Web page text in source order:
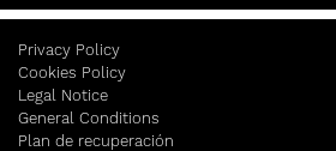
Privacy Policy
Cookies Policy
Legal Notice
General Conditions
Plan de recuperación